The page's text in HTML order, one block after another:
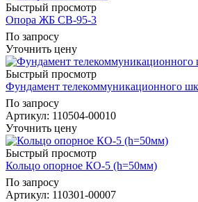
Быстрый просмотр
Опора ЖБ СВ-95-3
По запросу
Уточнить цену
Быстрый просмотр
Фундамент телекоммуникационного
По запросу
Артикул: 110504-00010
Уточнить цену
Быстрый просмотр
Кольцо опорное КО-5 (h=50мм)
По запросу
Артикул: 110301-00007